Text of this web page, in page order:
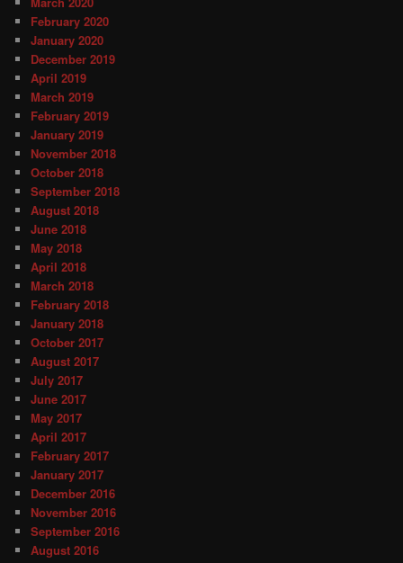
February 2020
January 2020
December 2019
April 2019
March 2019
February 2019
January 2019
November 2018
October 2018
September 2018
August 2018
June 2018
May 2018
April 2018
March 2018
February 2018
January 2018
October 2017
August 2017
July 2017
June 2017
May 2017
April 2017
February 2017
January 2017
December 2016
November 2016
September 2016
August 2016